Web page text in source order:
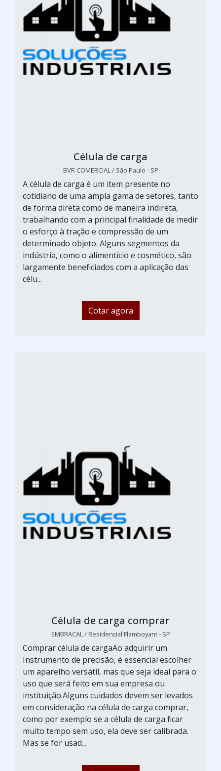
Célula de carga
BVR COMERCIAL / São Paulo - SP
A célula de carga é um item presente no
cotidiano de uma ampla gama de setores, tanto
de forma direta como de maneira indireta,
trabalhando com a principal finalidade de medir
o esforço à tração e compressão de um
determinado objeto. Alguns segmentos da
indústria, como o alimentício e cosmético, são
largamente beneficiados com a aplicação das
célu...
Cotar agora
Célula de carga comprar
EMBRACAL / Residencial Flamboyant - SP
Comprar célula de cargaAo adquirir um
Instrumento de precisão, é essencial escolher
um aparelho versátil, mas que seja ideal para o
uso que será feito em sua empresa ou
instituição.Alguns cuidados devem ser levados
em consideração na célula de carga comprar,
como por exemplo se a célula de carga ficar
muito tempo sem uso, ela deve ser calibrada.
Mas se for usad...